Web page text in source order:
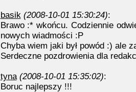
basik (2008-10-01 15:30:24):
Brawo :* wkońcu. Codziennie
nowych wiadmości :P
Chyba wiem jaki był powód :) ale
Serdeczne pozdrowienia dla
tyna (2008-10-01 15:35:02):
Boruc najlepszy !!!